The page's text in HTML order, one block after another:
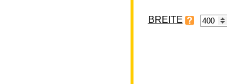
BREITE